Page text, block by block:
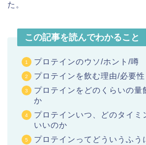
た。
この記事を読んでわかること
プロテインのウソ/ホント/噂
プロテインを飲む理由/必要性
プロテインをどのくらいの量
か
プロテインいつ、どのタイミ
いいのか
プロテインってどういうふう